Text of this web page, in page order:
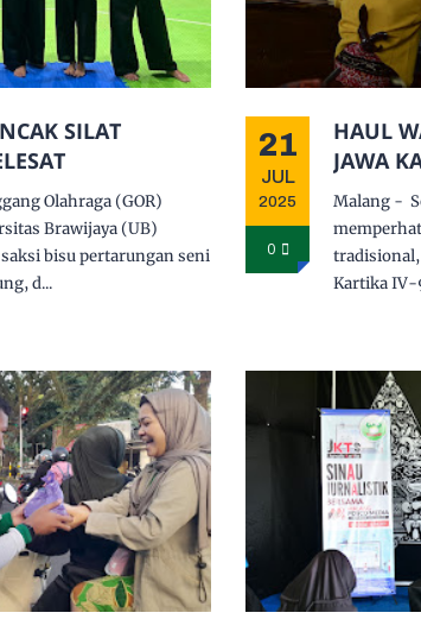
SILAT
Olahraga (GOR)
Brawijaya (UB)
bisu pertarungan seni
d...
21
JUL
2025
0
HAUL
JAWA
Malang -
tradisional,
Kartika IV-